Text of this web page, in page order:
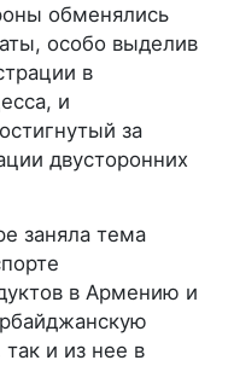
обменялись
особо выделив
в
и
за
двусторонних
заняла тема
в Армению и
и из нее в